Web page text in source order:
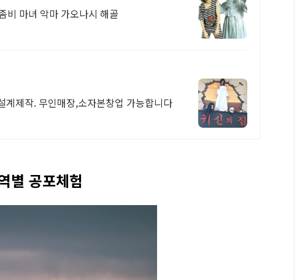
비 마녀 악마 가오나시 해골
제작. 무인매장,소자본창업 가능합니다
별 공포체험